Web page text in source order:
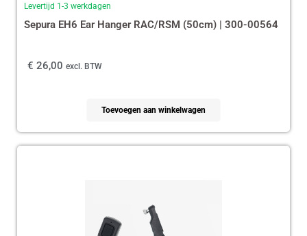
Levertijd 1-3 werkdagen
Sepura EH6 Ear Hanger RAC/RSM (50cm) | 300-00564
€ 26,00 excl. BTW
Toevoegen aan winkelwagen